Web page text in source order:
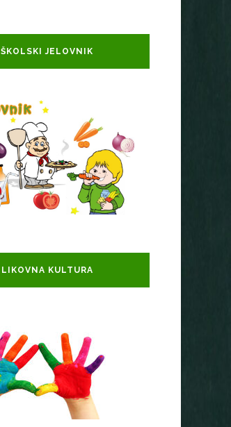
ŠKOLSKI JELOVNIK
LIKOVNA KULTURA